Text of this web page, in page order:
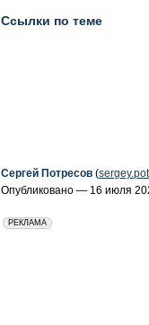
Ссылки по теме
Сергей Потресов (
Опубликовано — 16 июля
erid: 2VfnxxmNzs5
РЕКЛАМА